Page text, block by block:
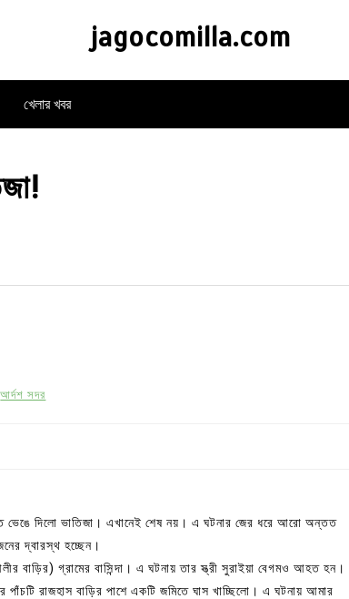
jagocomilla.com
খেলার খবর
আর্দশ সদর
দাঁত ভেঙে দিলো ভাতিজা। এখানেই শেষ নয়। এ ঘটনার জের ধরে আরো অন্তত
দ্বারস্থ হচ্ছেন।
বাড়ির) গ্রামের বাসিন্দা। এ ঘটনায় তার স্ত্রী সুরাইয়া বেগমও আহত হন।
রাজহাস বাড়ির পাশে একটি জমিতে ঘাস খাচ্ছিলো। এ ঘটনায় আমার